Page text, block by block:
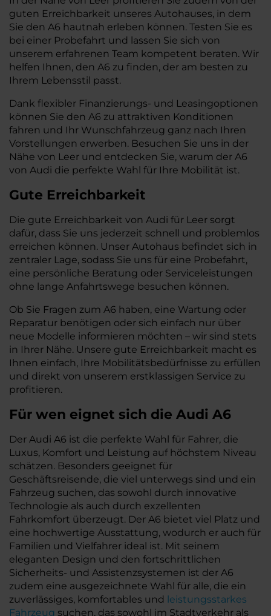
guten Erreichbarkeit unseres Autohauses, in dem
Sie den A6 hautnah erleben können. Testen Sie es
bei einer Probefahrt und lassen Sie sich von
unserem erfahrenen Team kompetent beraten. Wir
helfen Ihnen, den A6 zu finden, der am besten zu
Ihrem Lebensstil passt.
Dank flexibler Finanzierungs- und Leasingoptionen
können Sie den A6 zu attraktiven Konditionen
fahren und Ihr Wunschfahrzeug ganz nach Ihren
Vorstellungen erwerben. Besuchen Sie uns in der
Nähe von Leer und entdecken Sie, warum der A6
von Audi die perfekte Wahl für Ihre Mobilität ist.
Gute Erreichbarkeit
Die gute Erreichbarkeit von Audi für Leer sorgt
dafür, dass Sie uns jederzeit schnell und problemlos
erreichen können. Unser Autohaus befindet sich in
zentraler Lage, sodass Sie uns für eine Probefahrt,
eine persönliche Beratung oder Serviceleistungen
ohne lange Anfahrtswege besuchen können.
Ob Sie Fragen zum A6 haben, eine Wartung oder
Reparatur benötigen oder sich einfach nur über
neue Modelle informieren möchten – wir sind stets
in Ihrer Nähe. Unsere gute Erreichbarkeit macht es
Ihnen einfach, Ihre Mobilitätsbedürfnisse zu erfüllen
und direkt von unserem erstklassigen Service zu
profitieren.
Für wen eignet sich die Audi A6
Der Audi A6 ist die perfekte Wahl für Fahrer, die
Luxus, Komfort und Leistung auf höchstem Niveau
schätzen. Besonders geeignet für
Geschäftsreisende, die viel unterwegs sind und ein
Fahrzeug suchen, das sowohl durch innovative
Technologie als auch durch exzellenten
Fahrkomfort überzeugt. Der A6 bietet viel Platz und
eine hochwertige Ausstattung, wodurch er auch für
Familien und Vielfahrer ideal ist. Mit seinem
eleganten Design und den fortschrittlichen
Sicherheits- und Assistenzsystemen ist der A6
zudem eine ausgezeichnete Wahl für alle, die ein
zuverlässiges, komfortables und leistungsstarkes
Fahrzeug suchen, das sowohl im Stadtverkehr als